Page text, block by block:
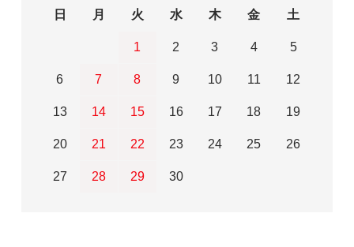
日
月 火 水 木 金 土
1 2 3 4 5
6 7 8 9 10 11 12
13 14 15 16 17 18 19
20 21 22 23 24 25 26
27 28 29 30